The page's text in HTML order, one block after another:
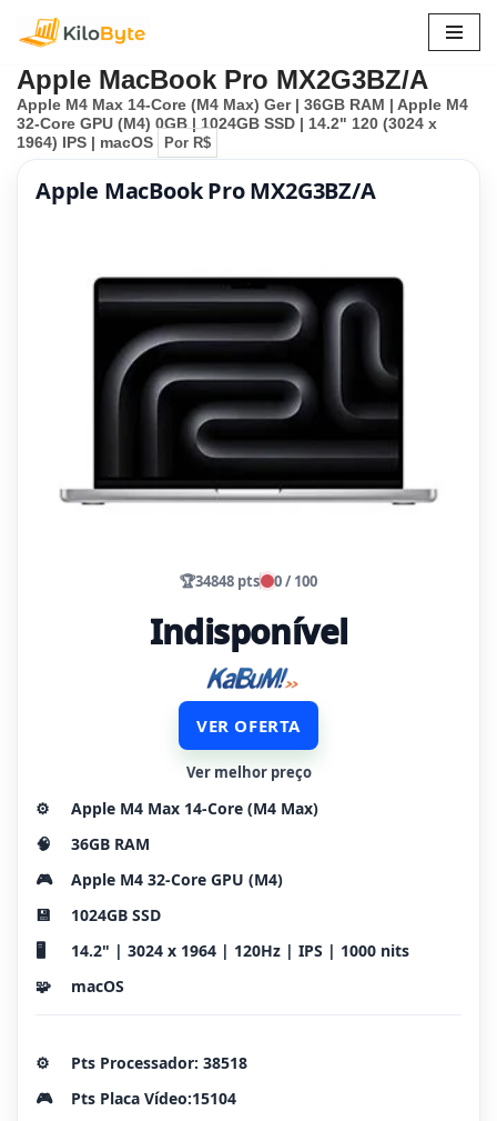
para
o
conteúdo
Apple MacBook Pro MX2G3BZ/A
Apple M4 Max 14-Core (M4 Max) Ger | 36GB RAM | Apple M4
32-Core GPU (M4) 0GB | 1024GB SSD | 14.2" 120 (3024 x
1964) IPS | macOS
Por R$
Apple MacBook Pro MX2G3BZ/A
🏆34848 pts 0 / 100
Indisponível
VER OFERTA
Ver melhor preço
⚙️
Apple M4 Max 14-Core (M4 Max)
🧠
36GB RAM
🎮
Apple M4 32-Core GPU (M4)
💾
1024GB SSD
🖥️
14.2" | 3024 x 1964 | 120Hz | IPS | 1000 nits
🧩
macOS
⚙️
Pts Processador: 38518
🎮
Pts Placa Vídeo:15104